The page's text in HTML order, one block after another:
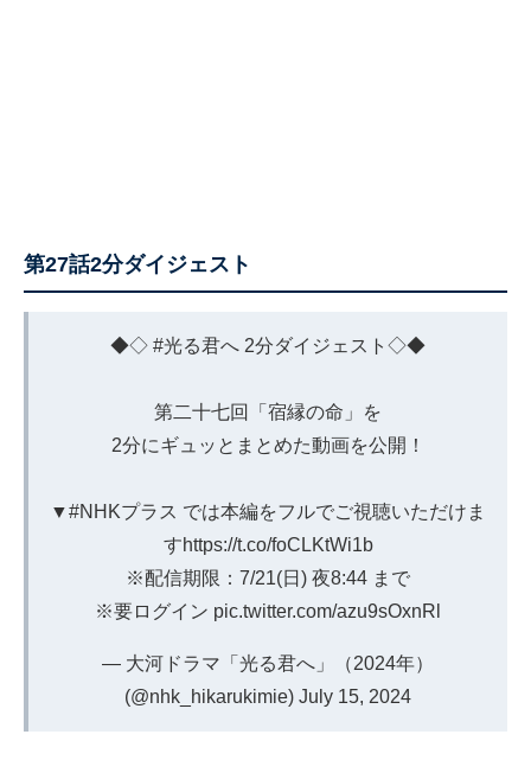
第27話2分ダイジェスト
◆◇ #光る君へ 2分ダイジェスト◇◆
第二十七回「宿縁の命」を
2分にギュッとまとめた動画を公開！
▼#NHKプラス では本編をフルでご視聴いただけま
すhttps://t.co/foCLKtWi1b
※配信期限：7/21(日) 夜8:44 まで
※要ログイン pic.twitter.com/azu9sOxnRl
— 大河ドラマ「光る君へ」（2024年）
(@nhk_hikarukimie) July 15, 2024